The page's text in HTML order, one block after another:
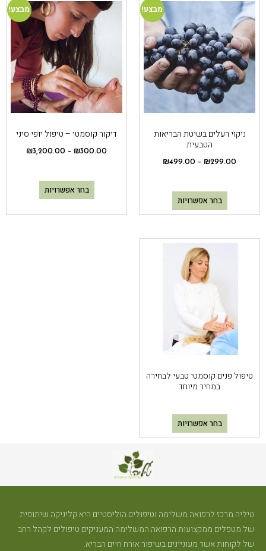
מבצע!
ניקוי רעלים בשיטת הבריאות
הטבעית
₪299.00
–
₪499.00
בחר אפשרויות
מבצע!
דיקור קוסמטי – טיפול יופי סיני
₪300.00
–
₪3,200.00
בחר אפשרויות
טיפול פנים קוסמטי טבעי לבחירה
במחיר מיוחד
בחר אפשרויות
טיליה מרכז לרפואה משלימה וטיפולים הוליסטיים היא קליניקה שיתופית
של מטפלים ממקצועות הרפואה המשלימה המעניקים טיפולים לקהל רחב
של לקוחות אשר מעוניינים בשיפור אורח חיים הבריא.